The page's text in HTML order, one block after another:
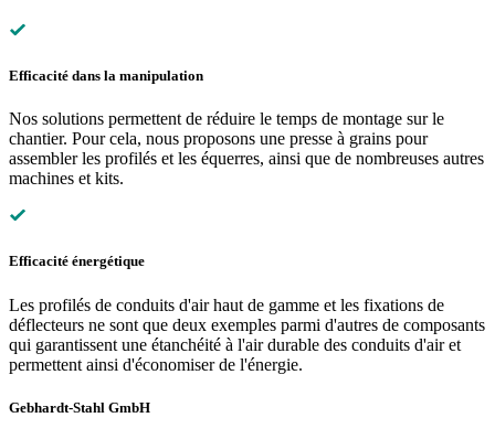
Efficacité dans la manipulation
Nos solutions permettent de réduire le temps de montage sur le
chantier. Pour cela, nous proposons une presse à grains pour
assembler les profilés et les équerres, ainsi que de nombreuses autres
machines et kits.
Efficacité énergétique
Les profilés de conduits d'air haut de gamme et les fixations de
déflecteurs ne sont que deux exemples parmi d'autres de composants
qui garantissent une étanchéité à l'air durable des conduits d'air et
permettent ainsi d'économiser de l'énergie.
Gebhardt-Stahl GmbH